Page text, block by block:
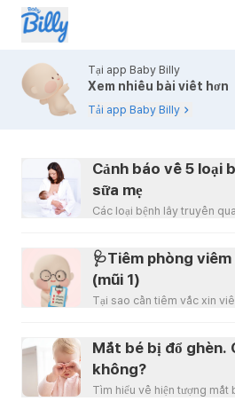
Tại app Baby Billy
Xem nhiều bài viết hơn
Tải app Baby Billy
Cảnh báo về 5 loại
sữa mẹ
Các loại bệnh lây truyền
🩺Tiêm phòng
(mũi 1)
Tại sao cần tiêm vắc xin
Mắt bé bị đổ ghèn.
không?
Tìm hiểu về hiện tượng